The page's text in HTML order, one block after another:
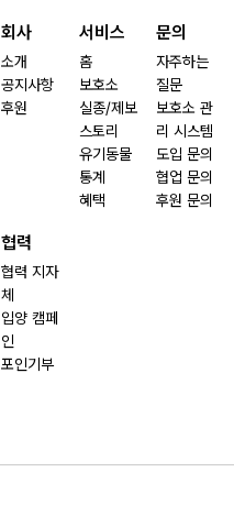
회사
소개
공지사항
후원
서비스
홈
보호소
실종/제보
스토리
유기동물
통계
혜택
문의
자주하는
질문
보호소 관
리 시스템
도입 문의
협업 문의
후원 문의
협력
협력 지자
체
입양 캠페
인
포인기부